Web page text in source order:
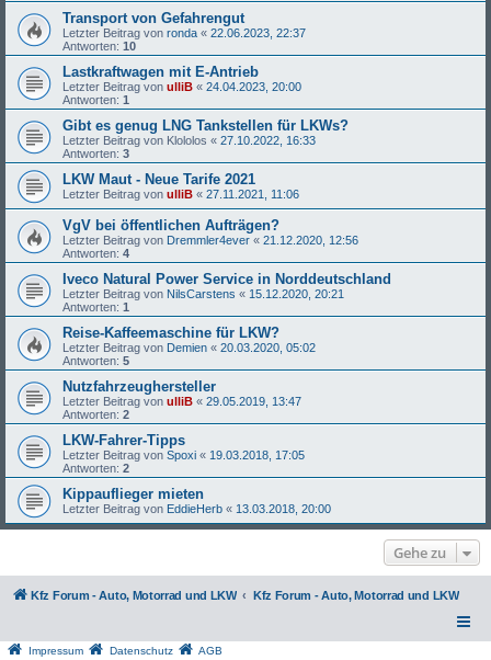
Transport von Gefahrengut
Letzter Beitrag von ronda « 22.06.2023, 22:37
Antworten: 10
Lastkraftwagen mit E-Antrieb
Letzter Beitrag von ulliB « 24.04.2023, 20:00
Antworten: 1
Gibt es genug LNG Tankstellen für LKWs?
Letzter Beitrag von Klololos « 27.10.2022, 16:33
Antworten: 3
LKW Maut - Neue Tarife 2021
Letzter Beitrag von ulliB « 27.11.2021, 11:06
VgV bei öffentlichen Aufträgen?
Letzter Beitrag von Dremmler4ever « 21.12.2020, 12:56
Antworten: 4
Iveco Natural Power Service in Norddeutschland
Letzter Beitrag von NilsCarstens « 15.12.2020, 20:21
Antworten: 1
Reise-Kaffeemaschine für LKW?
Letzter Beitrag von Demien « 20.03.2020, 05:02
Antworten: 5
Nutzfahrzeughersteller
Letzter Beitrag von ulliB « 29.05.2019, 13:47
Antworten: 2
LKW-Fahrer-Tipps
Letzter Beitrag von Spoxi « 19.03.2018, 17:05
Antworten: 2
Kippauflieger mieten
Letzter Beitrag von EddieHerb « 13.03.2018, 20:00
Gehe zu
Kfz Forum - Auto, Motorrad und LKW Kfz Forum - Auto, Motorrad und LKW
Impressum Datenschutz
AGB